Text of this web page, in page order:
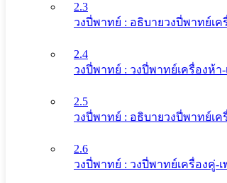
2.3
วงปี่พาทย์ : อธิบายวงปี่พาทย์เค
2.4
วงปี่พาทย์ : วงปี่พาทย์เครื่องห้า
2.5
วงปี่พาทย์ : อธิบายวงปี่พาทย์เค
2.6
วงปี่พาทย์ : วงปี่พาทย์เครื่องคู่-